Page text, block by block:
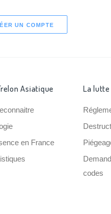
UN COMPTE
Asiatique
en France
La lutte
codes